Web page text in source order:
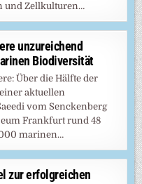
und Zellkulturen…
unzureichend
Biodiversität
Über die Hälfte der
aktuellen
vom Senckenberg
Frankfurt rund 48
marinen…
zur erfolgreichen